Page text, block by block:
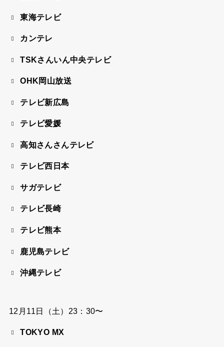
東海テレビ
カンテレ
TSKさんいん中央テレビ
OHK岡山放送
テレビ新広島
テレビ愛媛
高知さんさんテレビ
テレビ西日本
サガテレビ
テレビ長崎
テレビ熊本
鹿児島テレビ
沖縄テレビ
12月11日（土）23：30〜
TOKYO MX